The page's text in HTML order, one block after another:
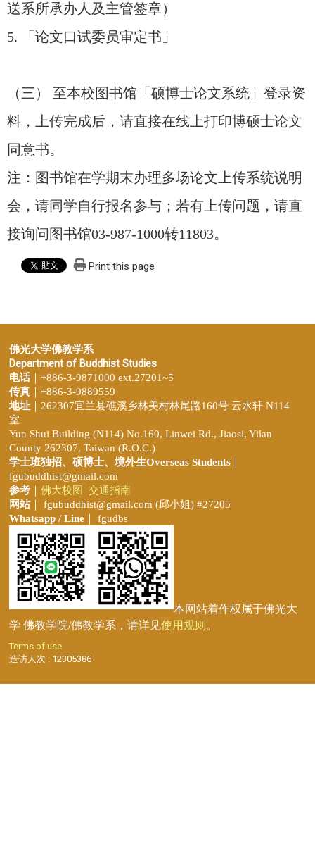
送系所承办人及主管签章）
5. 「论文口试委员审定书」
（三） 至本校图书馆「硕博士论文系统」登录资
料，上传完成后，请直接在线上打印博硕士论文
同意书。
注：图书馆在学期末办理多场论文上传系统说明
会，请同学自行报名参与；若有上传问题，请直
接询问图书馆03-987-1000转11803。
Print this page
佛光大学佛教学系
Department of Buddhist Studies
电话 ｜+886-3-9871000 ext.27201~5
传真 ｜+886-3-9889559
地址 ｜262307宜兰县礁溪乡林美村林尾路160号 云水轩 N114
室
Yun Shui Building (N114) No.160, Linwei Rd., Jiaosi, Yilan
County 262307, Taiwan (R.O.C.)
学士班独招、 硕博士、境外生Overseas Students
fgubuddhist@gmail.com
参考
佛大校图
交通指南
网站｜ fgubuddhist@gmail.com (邱小姐) #27205
Whatsapp / Line ｜ fgudbs
本网站着作权属于佛光大
学 佛教学院/佛教学系，请详见使用规则 。
Terms of use
造访人次 : 12305386